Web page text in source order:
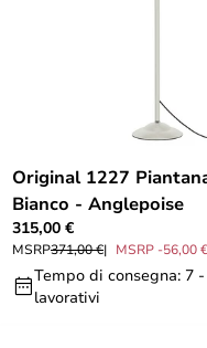
Original 1227
Bianco - Anglepoise
315,00 €
MSRP371,00 € MSRP -56,00 €
Tempo di consegna: 7
lavorativi